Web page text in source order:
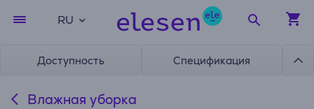
RU
Доступность Спецификация
Влажная уборка